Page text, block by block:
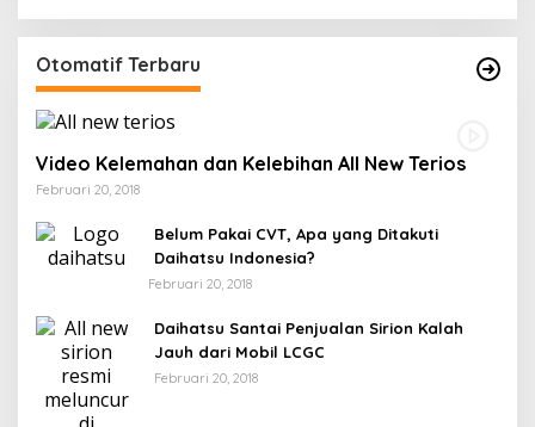
Otomatif Terbaru
Video Kelemahan dan Kelebihan All New Terios
Februari 20, 2018
Belum Pakai CVT, Apa yang Ditakuti
Daihatsu Indonesia?
Februari 20, 2018
Daihatsu Santai Penjualan Sirion Kalah
Jauh dari Mobil LCGC
Februari 20, 2018